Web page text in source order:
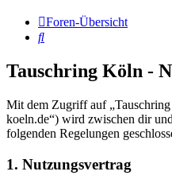
Foren-Übersicht
Suche
Tauschring Köln -
Mit dem Zugriff auf
koeln.de“) wird zwischen dir
folgenden Regelungen
1. Nutzungsvertrag